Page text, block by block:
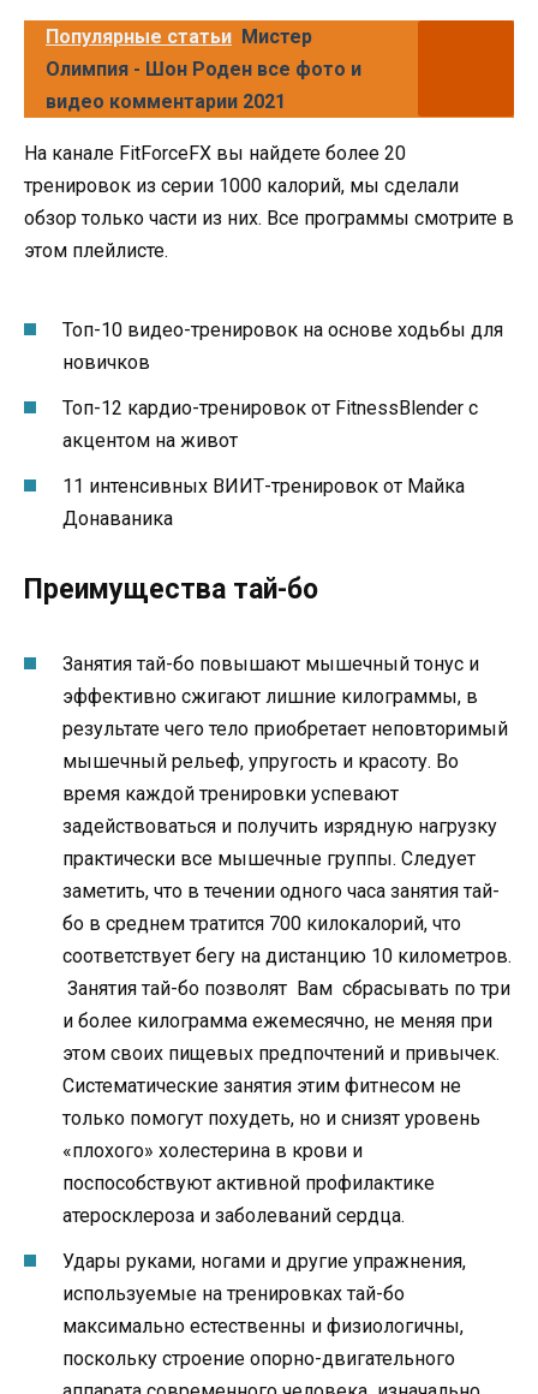
Популярные статьи Мистер
Олимпия - Шон Роден все фото и
видео комментарии 2021
На канале FitForceFX вы найдете более 20
тренировок из серии 1000 калорий, мы сделали
обзор только части из них. Все программы смотрите в
этом плейлисте.
Топ-10 видео-тренировок на основе ходьбы для
новичков
Топ-12 кардио-тренировок от FitnessBlender с
акцентом на живот
11 интенсивных ВИИТ-тренировок от Майка
Донаваника
Преимущества тай-бо
Занятия тай-бо повышают мышечный тонус и
эффективно сжигают лишние килограммы, в
результате чего тело приобретает неповторимый
мышечный рельеф, упругость и красоту. Во
время каждой тренировки успевают
задействоваться и получить изрядную нагрузку
практически все мышечные группы. Следует
заметить, что в течении одного часа занятия тай-
бо в среднем тратится 700 килокалорий, что
соответствует бегу на дистанцию 10 километров.
Занятия тай-бо позволят Вам сбрасывать по три
и более килограмма ежемесячно, не меняя при
этом своих пищевых предпочтений и привычек.
Систематические занятия этим фитнесом не
только помогут похудеть, но и снизят уровень
«плохого» холестерина в крови и
поспособствуют активной профилактике
атеросклероза и заболеваний сердца.
Удары руками, ногами и другие упражнения,
используемые на тренировках тай-бо
максимально естественны и физиологичны,
поскольку строение опорно-двигательного